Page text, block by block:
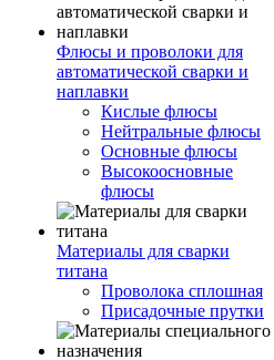
Флюсы и проволоки для
автоматической сварки и
наплавки
Кислые флюсы
Нейтральные флюсы
Основные флюсы
Высокоосновные
флюсы
Материалы для сварки
титана
Проволока сплошная
Присадочные прутки